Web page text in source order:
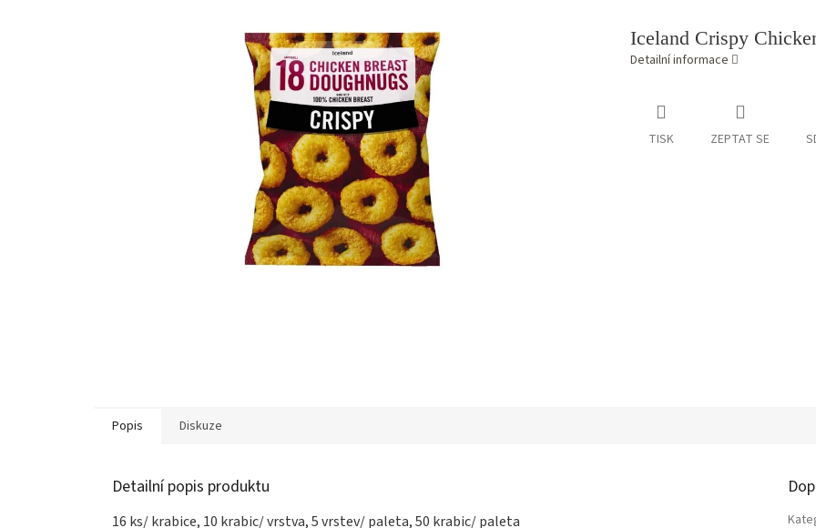
Iceland Crispy
Detailní informace
TISK ZEPTAT SE
Popis Diskuze
Detailní popis produktu
16 ks/ krabice, 10 krabic/ vrstva, 5 vrstev/ paleta, 50 krabic/ paleta